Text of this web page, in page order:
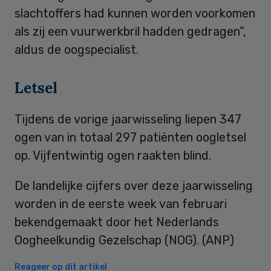
slachtoffers had kunnen worden voorkomen
als zij een vuurwerkbril hadden gedragen”,
aldus de oogspecialist.
Letsel
Tijdens de vorige jaarwisseling liepen 347
ogen van in totaal 297 patiënten oogletsel
op. Vijfentwintig ogen raakten blind.
De landelijke cijfers over deze jaarwisseling
worden in de eerste week van februari
bekendgemaakt door het Nederlands
Oogheelkundig Gezelschap (NOG). (ANP)
Reageer op dit artikel